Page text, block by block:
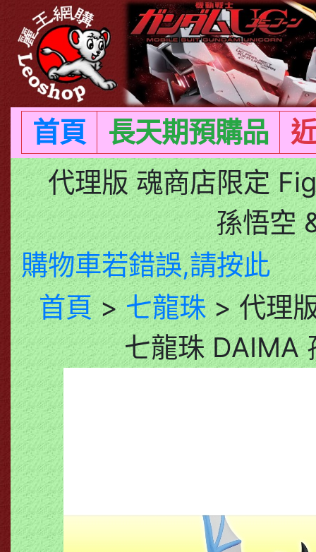
首頁 長天期預購品
代理版 魂商店限定
孫悟空
購物車若錯誤,請按此
首頁>七龍珠> 代理
七龍珠 DAIMA